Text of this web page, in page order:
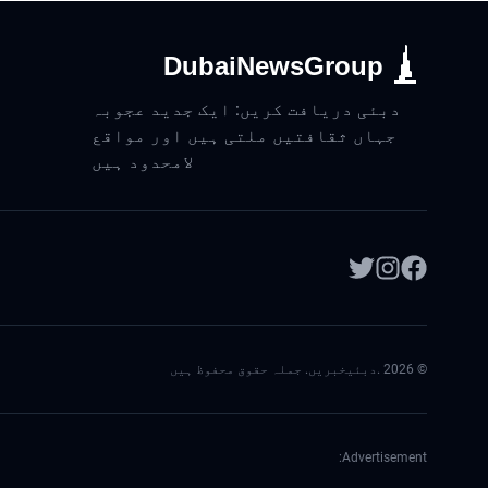
DubaiNewsGroup
دبئی دریافت کریں: ایک جدید عجوبہ
جہاں ثقافتیں ملتی ہیں اور مواقع
لامحدود ہیں
©
2026 .دبئیخبریں. جملہ حقوق محفوظ ہیں
Advertisement: